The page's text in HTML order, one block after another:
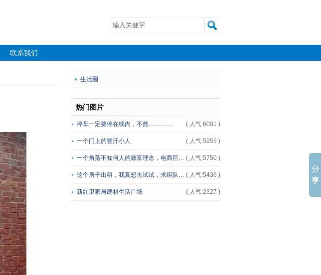
联系我们
生活圈
热门图片
( 人气:6001 )
停车一定要停在线内，不然…………
( 人气:5955 )
一个门上的冒汗小人
( 人气:5750 )
一个角落不知何人的致富理念，电商巨…
( 人气:5436 )
这个房子出租，我真想去试试，求组队…
( 人气:2327 )
新红卫家居建材生活广场